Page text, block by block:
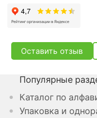
Оставить отзыв
Популярные
Каталог по
Упаковка и